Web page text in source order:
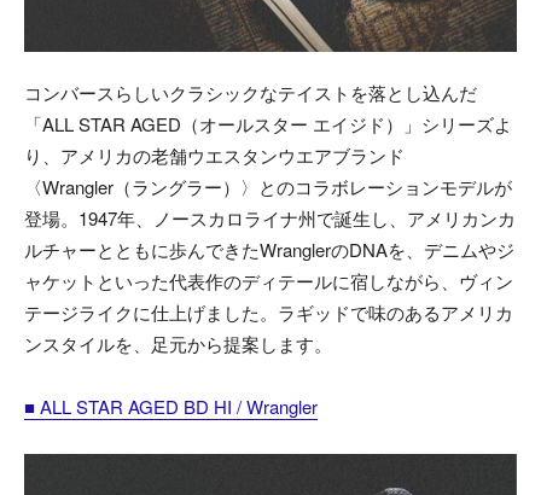
コンバースらしいクラシックなテイストを落とし込んだ
「ALL STAR AGED（オールスター エイジド）」シリーズよ
り、アメリカの老舗ウエスタンウエアブランド
〈Wrangler（ラングラー）〉とのコラボレーションモデルが
登場。1947年、ノースカロライナ州で誕生し、アメリカンカ
ルチャーとともに歩んできたWranglerのDNAを、デニムやジ
ャケットといった代表作のディテールに宿しながら、ヴィン
テージライクに仕上げました。ラギッドで味のあるアメリカ
ンスタイルを、足元から提案します。
■ ALL STAR AGED BD HI / Wrangler